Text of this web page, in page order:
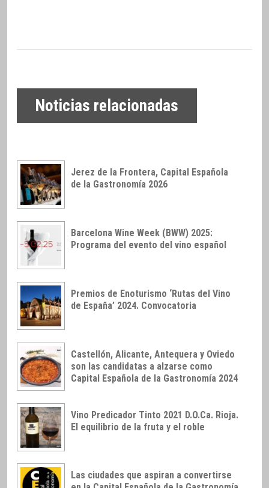
Noticias relacionadas
Jerez de la Frontera, Capital Española
de la Gastronomía 2026
Barcelona Wine Week (BWW) 2025:
Programa del evento del vino español
Premios de Enoturismo ‘Rutas del Vino
de España’ 2024. Convocatoria
Castellón, Alicante, Antequera y Oviedo
son las candidatas a alzarse como
Capital Española de la Gastronomía 2024
Vino Predicador Tinto 2021 D.O.Ca. Rioja.
El equilibrio de la fruta y el roble
Las ciudades que aspiran a convertirse